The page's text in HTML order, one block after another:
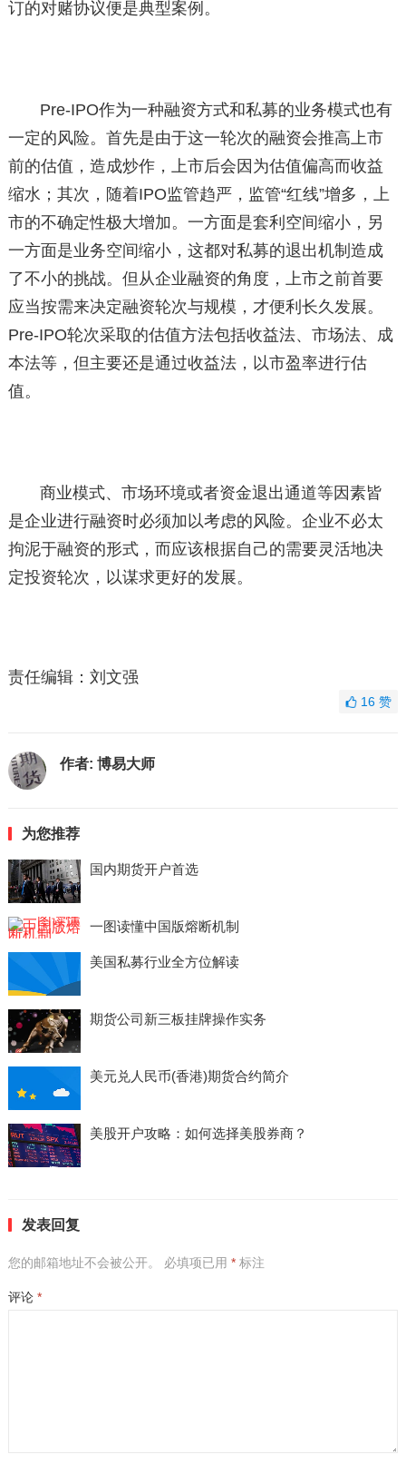
订的对赌协议便是典型案例。
Pre-IPO作为一种融资方式和私募的业务模式也有
一定的风险。首先是由于这一轮次的融资会推高上市
前的估值，造成炒作，上市后会因为估值偏高而收益
缩水；其次，随着IPO监管趋严，监管“红线”增多，上
市的不确定性极大增加。一方面是套利空间缩小，另
一方面是业务空间缩小，这都对私募的退出机制造成
了不小的挑战。但从企业融资的角度，上市之前首要
应当按需来决定融资轮次与规模，才便利长久发展。
Pre-IPO轮次采取的估值方法包括收益法、市场法、成
本法等，但主要还是通过收益法，以市盈率进行估
值。
商业模式、市场环境或者资金退出通道等因素皆
是企业进行融资时必须加以考虑的风险。企业不必太
拘泥于融资的形式，而应该根据自己的需要灵活地决
定投资轮次，以谋求更好的发展。
责任编辑：刘文强
16赞
作者: 博易大师
为您推荐
国内期货开户首选
一图读懂中国版熔断机制
美国私募行业全方位解读
期货公司新三板挂牌操作实务
美元兑人民币(香港)期货合约简介
美股开户攻略：如何选择美股券商？
发表回复
您的邮箱地址不会被公开。 必填项已用 *标注
评论 *